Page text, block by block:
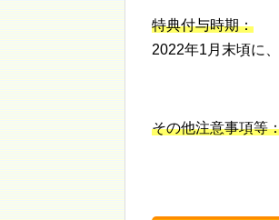
特典付与時期：
2022年1月末頃に
その他注意事項等